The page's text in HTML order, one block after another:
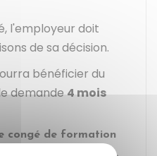
l'employeur doit
de sa décision.
bénéficier du
demande4 mois
congé de formation